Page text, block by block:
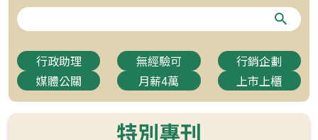
行政助理 無經驗可
行銷企劃
媒體公關
月薪4萬 上市上櫃
特別專刊